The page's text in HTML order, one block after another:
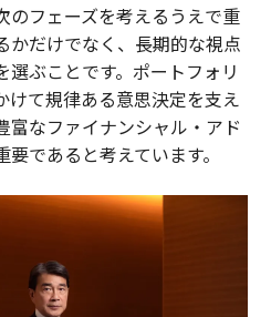
のフェーズを考えるうえで重
かだけでなく、長期的な視点
ぶことです。ポートフォリ
けて規律ある意思決定を支え
富なファイナンシャル・アド
であると考えています。